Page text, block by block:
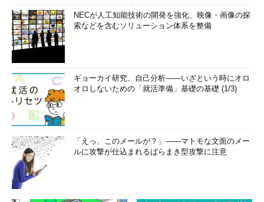
ス
レ
ッ
ド
数
プロセスの中にある実際の実行単位。一つのプロセスには複数のスレッ
ドが含まれているのが普通。CPUコアは、スレッド単位でプログラムを
実行する
ハ
ン
ド
ファイルやメモリやリソースなどの管理単位（を識別するためのIDのよ
うなもの）
稼
働
時
間
システムが起動／再起動してからの時間が「 日:時:分:秒
」で表示されてい
る
［CPU］カテゴリーの表示内容
NECが人工知能技術の開発を強化、映像・画像の探
索などを含むソリューション体系を整備
ギョーカイ研究、自己分析――いざという時にオロ
オロしないための「就活準備」基礎の基礎 (1/3)
「えっ、このメールが？」――マトモな文面のメー
ルに攻撃が仕込まれるばらまき型攻撃に注意